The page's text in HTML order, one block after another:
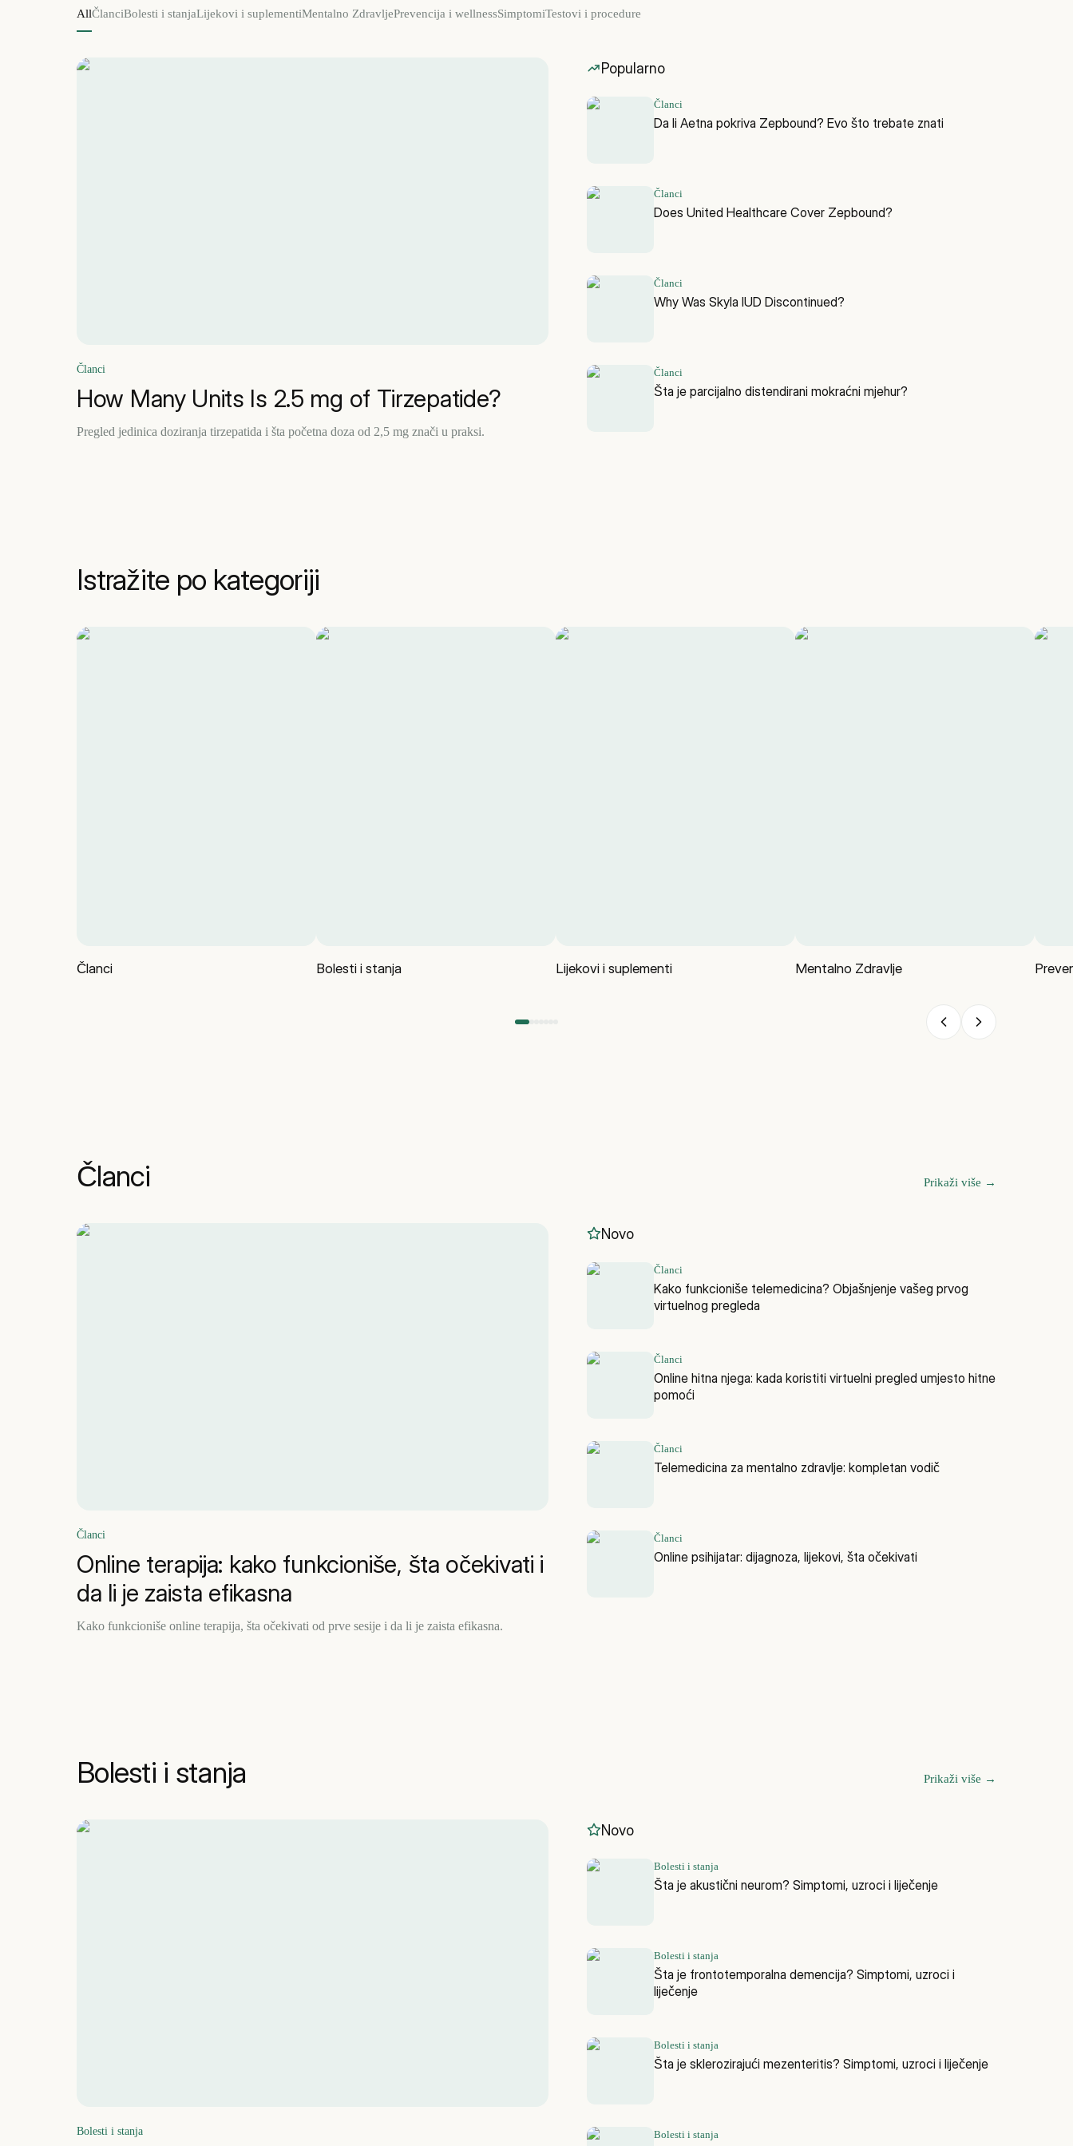
AllČlanciBolesti i stanjaLijekovi i suplementiMentalno ZdravljePrevencija i wellnessSimptomiTestovi i procedure
Članci
How Many Units Is 2.5 mg of Tirzepatide?
Pregled jedinica doziranja tirzepatida i šta početna doza od 2,5 mg znači u praksi.
Popularno
Članci
Da li Aetna pokriva Zepbound? Evo što trebate znati
Članci
Does United Healthcare Cover Zepbound?
Članci
Why Was Skyla IUD Discontinued?
Članci
Šta je parcijalno distendirani mokraćni mjehur?
Istražite po kategoriji
Članci Bolesti i stanja Lijekovi i suplementi Mentalno Zdravlje
Članci Prikaži više →
Članci
Online terapija: kako funkcioniše, šta očekivati i
da li je zaista efikasna
Kako funkcioniše online terapija, šta očekivati od prve sesije i da li je zaista efikasna.
Novo
Članci
Kako funkcioniše telemedicina? Objašnjenje vašeg prvog
virtuelnog pregleda
Članci
Online hitna njega: kada koristiti virtuelni pregled umjesto hitne
pomoći
Članci
Telemedicina za mentalno zdravlje: kompletan vodič
Članci
Online psihijatar: dijagnoza, lijekovi, šta očekivati
Bolesti i stanja Prikaži više →
Bolesti i stanja
Novo
Bolesti i stanja
Šta je akustični neurom? Simptomi, uzroci i liječenje
Bolesti i stanja
Šta je frontotemporalna demencija? Simptomi, uzroci i
liječenje
Bolesti i stanja
Šta je sklerozirajući mezenteritis? Simptomi, uzroci i liječenje
Bolesti i stanja